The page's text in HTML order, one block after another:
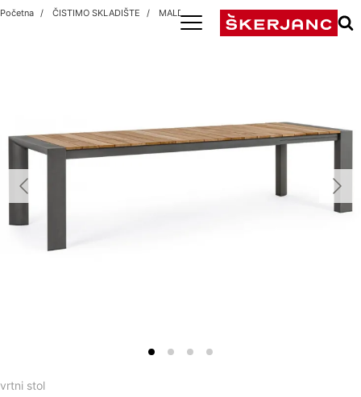
Početna ČISTIMO SKLADIŠTE MALDIVI SMALL ANTRACIT/TEAK premium
vrtni stol